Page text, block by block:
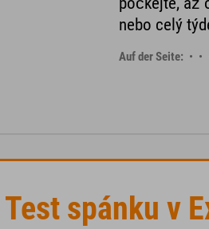
nebo celý
Auf der Seite:
Test spánku v